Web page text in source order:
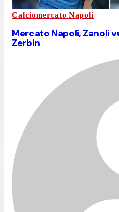
Calciomercato Napoli
Mercato Napoli, Zanoli
Zerbin